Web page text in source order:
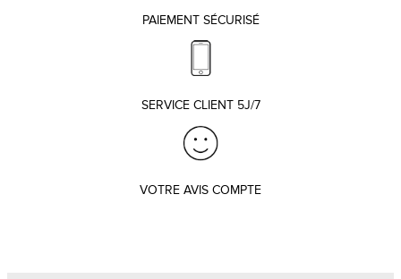
PAIEMENT SÉCURISÉ
SERVICE CLIENT 5J/7
VOTRE AVIS COMPTE